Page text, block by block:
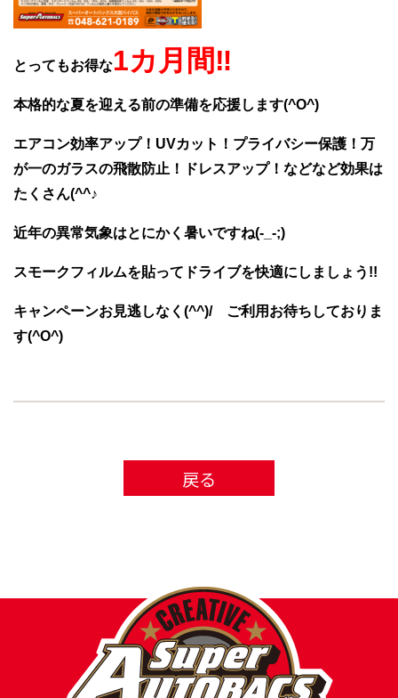
とってもお得な1カ月間‼
本格的な夏を迎える前の準備を応援します(^O^)
エアコン効率アップ！UVカット！プライバシー保護！万
が一のガラスの飛散防止！ドレスアップ！などなど効果は
たくさん(^^♪
近年の異常気象はとにかく暑いですね(-_-;)
スモークフィルムを貼ってドライブを快適にしましょ う!!
キャンペーンお見逃しなく(^^)/ ご利用お待ちしておりま
す(^O^)
戻る